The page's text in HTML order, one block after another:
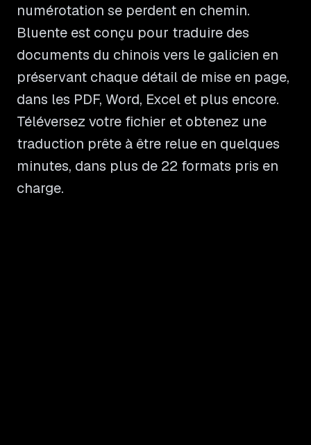
numérotation se perdent en chemin.
Bluente est conçu pour traduire des
documents du chinois vers le galicien en
préservant chaque détail de mise en page,
dans les PDF, Word, Excel et plus encore.
Téléversez votre fichier et obtenez une
traduction prête à être relue en quelques
minutes, dans plus de 22 formats pris en
charge.